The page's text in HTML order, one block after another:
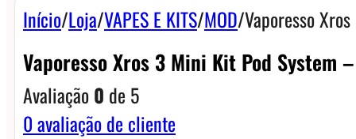
Início/Loja/VAPES E KITS/MOD/Vaporesso
Vaporesso Xros 3 Mini Kit Pod System
Avaliação0 de 5
0avaliação de cliente